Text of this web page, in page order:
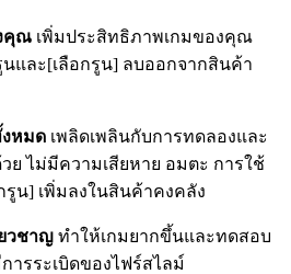
คุณ เพิ่มประสิทธิภาพเกมของคุณ
นและ[เลือกรูน] ลบออกจากสินค้า
หมด เพลิดเพลินกับการทดลองและ
ย ไม่มีความเสียหาย อมตะ การใช้
รูน] เพิ่มลงในสินค้าคงคลัง
วชาญ ทำให้เกมยากขึ้นและทดสอบ
รระเบิดของไฟร์สไลม์